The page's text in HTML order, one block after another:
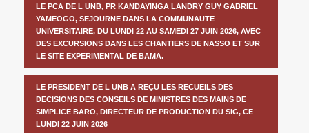
LE PCA DE L UNB, PR KANDAYINGA LANDRY GUY GABRIEL
YAMEOGO, SEJOURNE DANS LA COMMUNAUTE
UNIVERSITAIRE, DU LUNDI 22 AU SAMEDI 27 JUIN 2026, AVEC
DES EXCURSIONS DANS LES CHANTIERS DE NASSO ET SUR
LE SITE EXPERIMENTAL DE BAMA.
LE PRESIDENT DE L UNB A REÇU LES RECUEILS DES
DECISIONS DES CONSEILS DE MINISTRES DES MAINS DE
SIMPLICE BARO, DIRECTEUR DE PRODUCTION DU SIG, CE
LUNDI 22 JUIN 2026